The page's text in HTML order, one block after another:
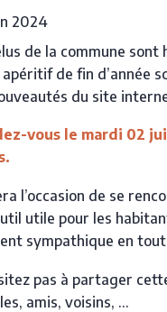
2024
de la commune sont
de fin d’année
du site
vous le mardi 02
l’occasion de se
utile pour les
sympathique en
pas à partager
amis, voisins, …